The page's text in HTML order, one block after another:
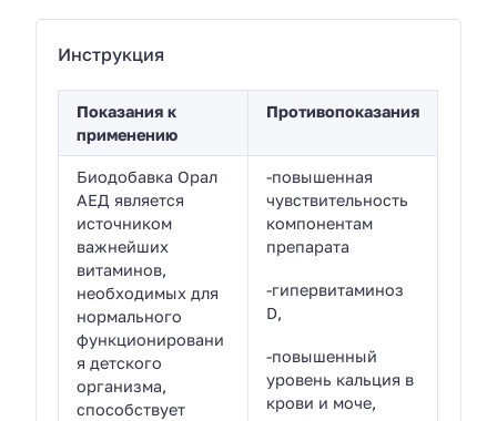
Инструкция
Показания к
применению
Противопоказания
Биодобавка Орал
АЕД является
источником
важнейших
витаминов,
необходимых для
нормального
функционировани
я детского
организма,
способствует
-повышенная
чувствительность
компонентам
препарата
-гипервитаминоз
D,
-повышенный
уровень кальция в
крови и моче,